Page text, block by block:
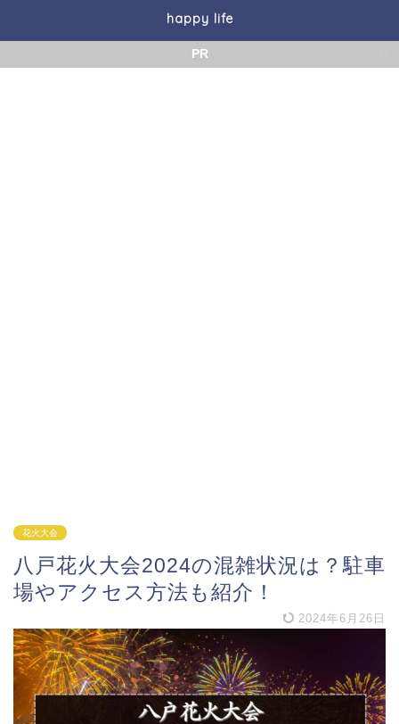
happy life
PR
花火大会
八戸花火大会2024の混雑状況は？駐車
場やアクセス方法も紹介！
2024年6月26日